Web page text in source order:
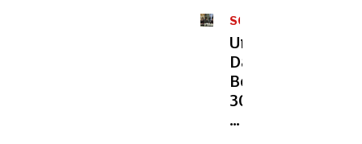
SOJENJE
Umor
Danijela
Božića:
30
let